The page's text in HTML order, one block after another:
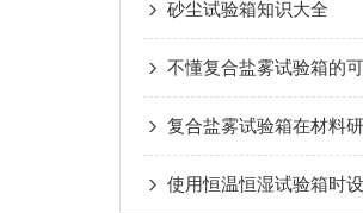
砂尘试验箱知识大全